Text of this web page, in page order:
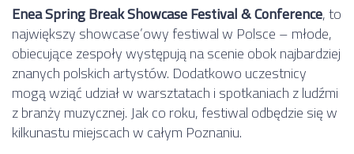
Enea Spring Break Showcase Festival & Conference, to
największy showcase’owy festiwal w Polsce – młode,
obiecujące zespoły występują na scenie obok najbardziej
znanych polskich artystów. Dodatkowo uczestnicy
mogą wziąć udział w warsztatach i spotkaniach z ludźmi
z branży muzycznej. Jak co roku, festiwal odbędzie się w
kilkunastu miejscach w całym Poznaniu.